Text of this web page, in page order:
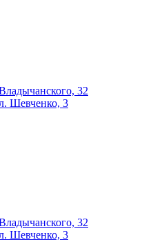
32
Шевченко, 3
32
Шевченко, 3